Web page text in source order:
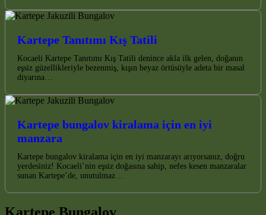
Kartepe Tanıtımı Kış Tatili
Kocaeli Kartepe Tanıtımı Kış Tatili denince akla ilk gelen, doğanın
eşsiz güzellikleriyle bezenmiş, kışın beyaz örtüsüyle adeta bir masal
diyarına…
Kartepe bungalov kiralama için en iyi
manzara
Kartepe bungalov kiralama için en iyi manzarayı arıyorsanız, doğru
yerdesiniz! Kocaeli’nin eşsiz doğasına sahip, nefes kesen manzaralar
sunan Kartepe’de, unutulmaz…